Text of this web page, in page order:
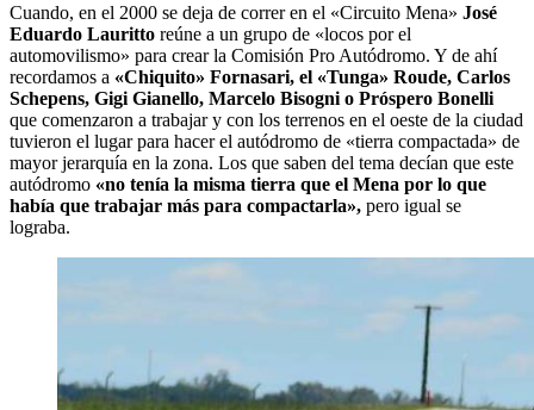
Cuando, en el 2000 se deja de correr en el «Circuito Mena» José
Eduardo Lauritto reúne a un grupo de «locos por el
automovilismo» para crear la Comisión Pro Autódromo. Y de ahí
recordamos a «Chiquito» Fornasari, el «Tunga» Roude, Carlos
Schepens, Gigi Gianello, Marcelo Bisogni o Próspero Bonelli
que comenzaron a trabajar y con los terrenos en el oeste de la ciudad
tuvieron el lugar para hacer el autódromo de «tierra compactada» de
mayor jerarquía en la zona. Los que saben del tema decían que este
autódromo «no tenía la misma tierra que el Mena por lo que
había que trabajar más para compactarla», pero igual se
lograba.